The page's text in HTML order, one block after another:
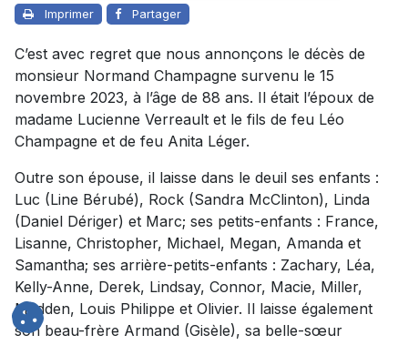
Imprimer Partager
C’est avec regret que nous annonçons le décès de
monsieur Normand Champagne survenu le 15
novembre 2023, à l’âge de 88 ans. Il était l’époux de
madame Lucienne Verreault et le fils de feu Léo
Champagne et de feu Anita Léger.
Outre son épouse, il laisse dans le deuil ses enfants :
Luc (Line Bérubé), Rock (Sandra McClinton), Linda
(Daniel Dériger) et Marc; ses petits-enfants : France,
Lisanne, Christopher, Michael, Megan, Amanda et
Samantha; ses arrière-petits-enfants : Zachary, Léa,
Kelly-Anne, Derek, Lindsay, Connor, Macie, Miller,
Madden, Louis Philippe et Olivier. Il laisse également
son beau-frère Armand (Gisèle), sa belle-sœur